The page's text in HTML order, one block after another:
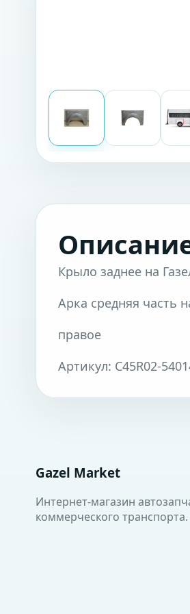
Крыло заднее на
Арка средняя часть
правое
Артикул: C45R02-
Gazel Market
Интернет-магазин
коммерческого транспорта.